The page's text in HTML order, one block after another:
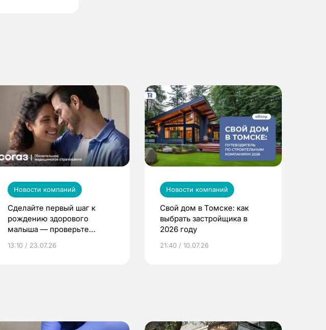
Новости компаний
Сделайте первый шаг к
рождению здорового
малыша — проверьте
по ОМС!
13:10 / 23.07.26
Новости компаний
Свой дом в Томске: как
выбрать застройщика в
2026 году
21:40 / 10.07.26